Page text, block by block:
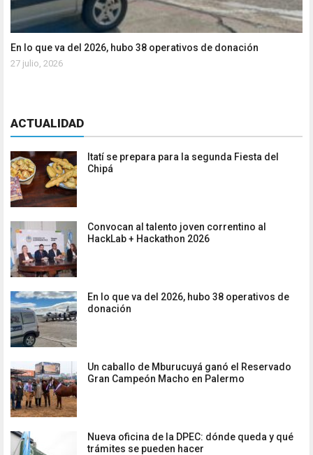
En lo que va del 2026, hubo 38 operativos de donación
27 julio, 2026
ACTUALIDAD
Itatí se prepara para la segunda Fiesta del
Chipá
Convocan al talento joven correntino al
HackLab + Hackathon 2026
En lo que va del 2026, hubo 38 operativos de
donación
Un caballo de Mburucuyá ganó el Reservado
Gran Campeón Macho en Palermo
Nueva oficina de la DPEC: dónde queda y qué
trámites se pueden hacer